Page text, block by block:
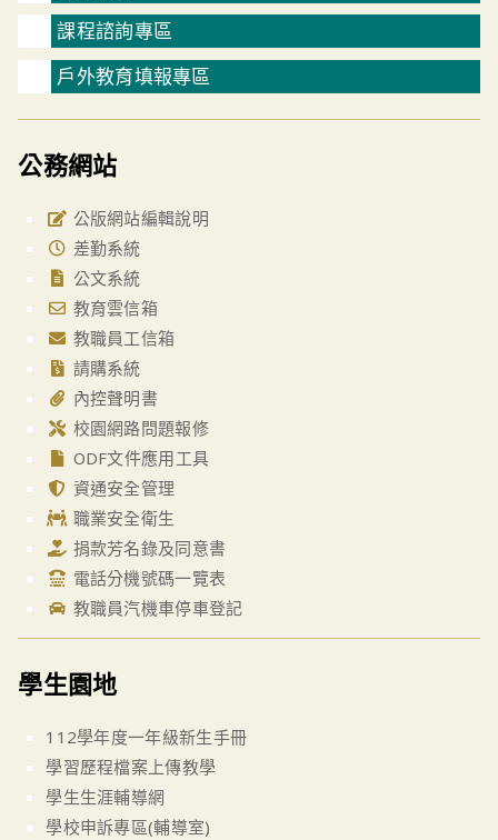
課程諮詢專區
戶外教育填報專區
公務網站
公版網站編輯說明
差勤系統
公文系統
教育雲信箱
教職員工信箱
請購系統
內控聲明書
校園網路問題報修
ODF文件應用工具
資通安全管理
職業安全衛生
捐款芳名錄及同意書
電話分機號碼一覽表
教職員汽機車停車登記
學生園地
112學年度一年級新生手冊
學習歷程檔案上傳教學
學生生涯輔導網
學校申訴專區(輔導室)